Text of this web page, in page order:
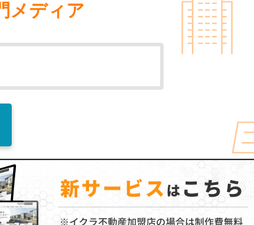
メディア